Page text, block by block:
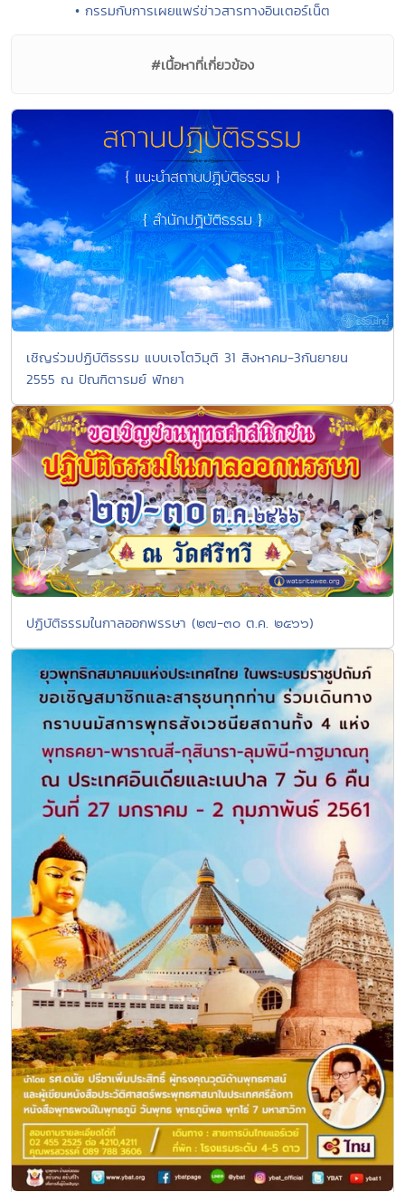
• กรรมกับการเผยแพร่ข่าวสารทางอินเตอร์เน็ต
#เนื้อหาที่เกี่ยวข้อง
เชิญร่วมปฏิบัติธรรม แบบเจโตวิมุติ 31 สิงหาคม-3กันยายน
2555 ณ ปัณฑิตารมย์ พัทยา
ปฏิบัติธรรมในกาลออกพรรษา (๒๗-๓๐ ต.ค. ๒๕๖๖)